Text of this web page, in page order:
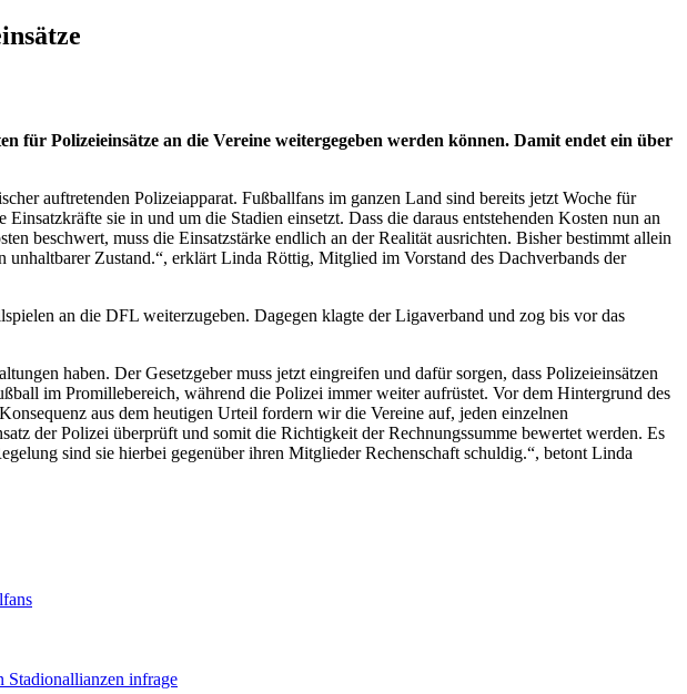
für Polizeieinsätze an die Vereine weitergegeben werden können. Damit endet ein über
auftretenden Polizeiapparat. Fußballfans im ganzen Land sind bereits jetzt Woche für
sie in und um die Stadien einsetzt. Dass die daraus entstehenden Kosten nun an
beschwert, muss die Einsatzstärke endlich an der Realität ausrichten. Bisher bestimmt allein
Zustand.“, erklärt Linda Röttig, Mitglied im Vorstand des Dachverbands der
an die DFL weiterzugeben. Dagegen klagte der Ligaverband und zog bis vor das
haben. Der Gesetzgeber muss jetzt eingreifen und dafür sorgen, dass Polizeieinsätzen
im Promillebereich, während die Polizei immer weiter aufrüstet. Vor dem Hintergrund des
aus dem heutigen Urteil fordern wir die Vereine auf, jeden einzelnen
der Polizei überprüft und somit die Richtigkeit der Rechnungssumme bewertet werden. Es
sind sie hierbei gegenüber ihren Mitglieder Rechenschaft schuldig.“, betont Linda
Stadionallianzen infrage